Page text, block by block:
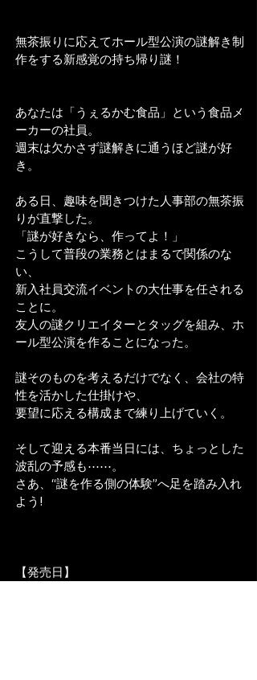
無茶振りに応えてホール型公演の謎解き制
作をする新感覚の持ち帰り謎！
あなたは「うぇるかむ食品」という食品メ
ーカーの社員。
週末は欠かさず謎解きに通うほど謎が好
き。
ある日、趣味を聞きつけた人事部の無茶振
りが直撃した。
「謎が好きなら、作ってよ！」
こうして普段の業務とはまるで関係のな
い、
新入社員交流イベントの大仕事を任される
ことに。
友人の謎クリエイターとタッグを組み、ホ
ール型公演を作ることになった。
謎そのものを考えるだけでなく、会社の特
性を活かした仕掛けや、
要望に応える構成まで練り上げていく。
そして迎える本番当日には、ちょっとした
波乱の予感も⋯⋯。
さあ、“謎を作る側の体験”へ足を踏み入れ
よう!
【発売日】